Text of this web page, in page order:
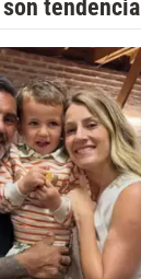
tendencia